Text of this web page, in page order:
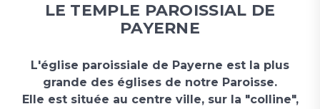
LE TEMPLE PAROISSIAL DE
PAYERNE
​L'église paroissiale de Payerne est la plus
grande des églises de notre Paroisse.
Elle est située au centre ville, sur la "colline",